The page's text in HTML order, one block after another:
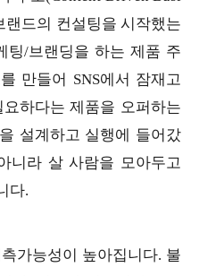
랜드의 컨설팅을 시작했는
팅/브랜딩을 하는 제품 주
만들어 SNS에서 잠재고
하다는 제품을 오퍼하는
설계하고 실행에 들어갔
니라 살 사람을 모아두고
다.
가능성이 높아집니다. 불